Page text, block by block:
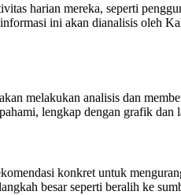
harian mereka, seperti
ini akan dianalisis oleh
melakukan analisis dan
lengkap dengan grafik dan
konkret untuk
besar seperti beralih ke